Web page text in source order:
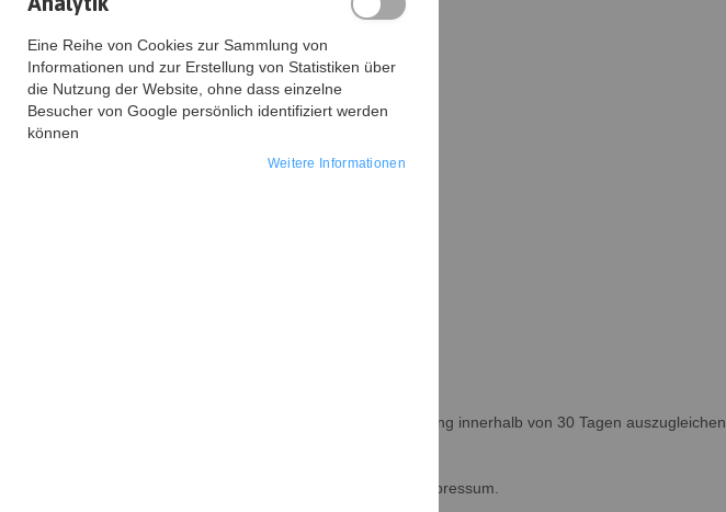
-Vorkasse per Überweisung
-Zahlung per Amazon Pay
- Zahlung per Sofort/Sofortüberweisung
Der Rechnungsbetrag ist bei Zahlung auf Rechnung innerhalb von 30 Tagen auszugleichen.
Bei Fragen finden Sie unsere Kontaktdaten im Impressum.
Eine Reihe von Cookies zur Sammlung von
Informationen und zur Erstellung von Statistiken über
die Nutzung der Website, ohne dass einzelne
Besucher von Google persönlich identifiziert werden
können
Weitere Informationen